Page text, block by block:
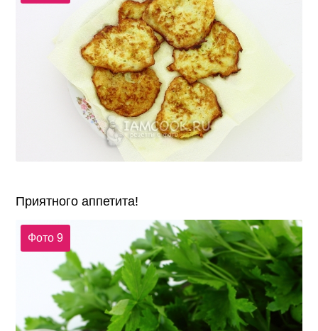
Приятного аппетита!
Фото 9